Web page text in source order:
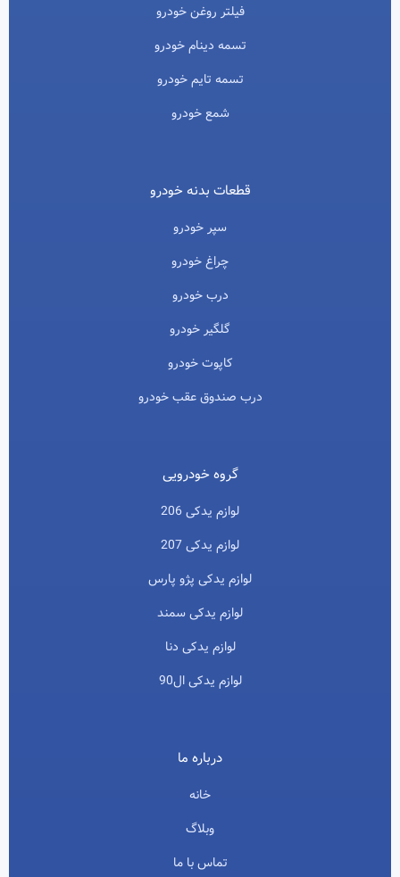
فیلتر روغن خودرو
تسمه دینام خودرو
تسمه تایم خودرو
شمع خودرو
قطعات بدنه خودرو
سپر خودرو
چراغ خودرو
درب خودرو
گلگیر خودرو
کاپوت خودرو
درب صندوق عقب خودرو
گروه خودرویی
لوازم یدکی 206
لوازم یدکی 207
لوازم یدکی پژو پارس
لوازم یدکی سمند
لوازم یدکی دنا
لوازم یدکی ال90
درباره ما
خانه
وبلاگ
تماس با ما